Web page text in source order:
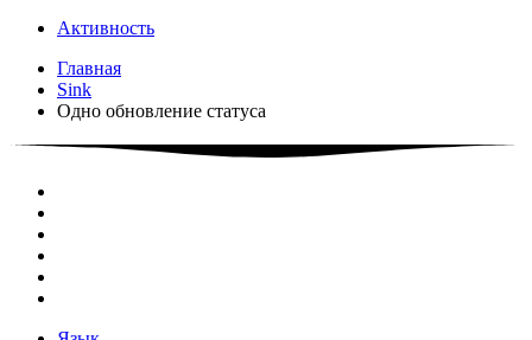
Активность
Главная
Sink
Одно обновление статуса